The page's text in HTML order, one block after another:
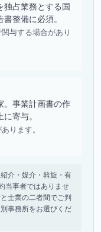
独占業務とする国
整備に必須。
与する場合があり
。事業計画書の作
寄与。
ります。
介・媒介・斡旋・有
当事者ではありませ
士業の二者間でご判
事務所をお選びくだ